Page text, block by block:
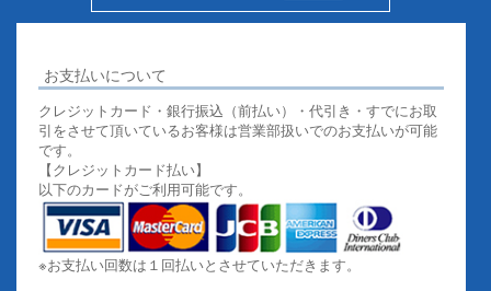
お支払いについて
クレジットカード・銀行振込（前払い）・代引き・すでにお取
引をさせて頂いているお客様は営業部扱いでのお支払いが可能
です。
【クレジットカード払い】
以下のカードがご利用可能です。
※お支払い回数は１回払いとさせていただきます。